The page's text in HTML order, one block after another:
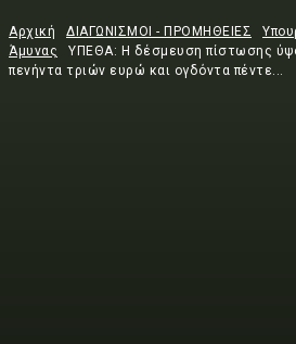
Αρχική ΔΙΑΓΩΝΙΣΜΟΙ - ΠΡΟΜΗΘΕΙΕΣ
Άμυνας
ΥΠΕΘΑ: H δέσμευση πίστωσης
πενήντα τριών ευρώ και ογδόντα πέντε...